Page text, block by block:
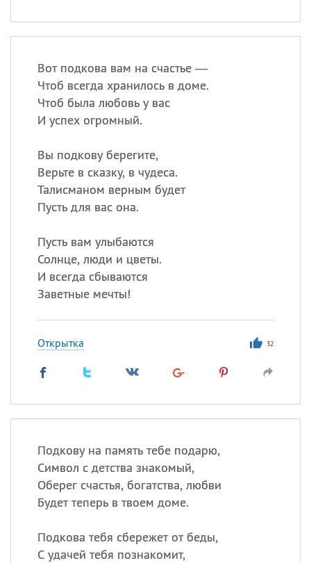
Вот подкова вам на счастье —
Чтоб всегда хранилось в доме.
Чтоб была любовь у вас
И успех огромный.
Вы подкову берегите,
Верьте в сказку, в чудеса.
Талисманом верным будет
Пусть для вас она.
Пусть вам улыбаются
Солнце, люди и цветы.
И всегда сбываются
Заветные мечты!
Открытка 32
Подкову на память тебе подарю,
Символ с детства знакомый,
Оберег счастья, богатства, любви
Будет теперь в твоем доме.
Подкова тебя сбережет от беды,
С удачей тебя познакомит,